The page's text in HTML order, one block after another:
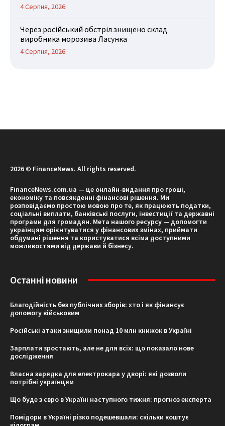
4 Серпня, 2026
Через російський обстріл знищено склад
виробника морозива Ласунка
4 Серпня, 2026
2026 © FinanceNews. All rights reserved.
FinanceNews.com.ua — це онлайн-видання про гроші,
економіку та повсякденні фінансові рішення. Ми
розповідаємо простою мовою про те, як працюють податки,
соціальні виплати, банківські послуги, інвестиції та державні
програми для громадян. Мета нашого ресурсу — допомогти
українцям орієнтуватися у фінансових змінах, приймати
обдумані рішення та користуватися всіма доступними
можливостями від держави й бізнесу.
Останні новини
Благодійність без публічних зборів: хто і як фінансує
допомогу військовим
Російські атаки знищили понад 10 млн книжок в Україні
Зарплати зростають, але не для всіх: що показало нове
дослідження
Власна зарядка для електрокара у дворі: які дозволи
потрібні українцям
Що буде з євро в Україні наступного тижня: прогноз експерта
Помідори в Україні різко подешевшали: скільки коштує